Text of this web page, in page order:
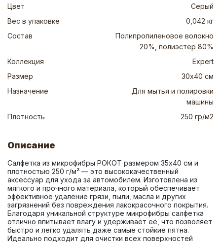
Цвет
Серый
Вес в упаковке
0,042 кг
Состав
Полипропиленовое волокно
20%, полиэстер 80%
Коллекция
Expert
Размер
30х40 см
Назначение
Для мытья и полировки
машины
Плотность
250 гр/м2
Описание
Салфетка из микрофибры РОКОТ размером 35х40 см и
плотностью 250 г/м² — это высококачественный
аксессуар для ухода за автомобилем. Изготовлена из
мягкого и прочного материала, который обеспечивает
эффективное удаление грязи, пыли, масла и других
загрязнений без повреждения лакокрасочного покрытия.
Благодаря уникальной структуре микрофибры салфетка
отлично впитывает влагу и удерживает её, что позволяет
быстро и легко удалять даже самые стойкие пятна.
Идеально подходит для очистки всех поверхностей